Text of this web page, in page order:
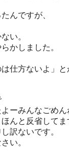
んですが、
い。
かしました。
仕方ないよ」
ーみんなごめ
んと反省してま
訳ないです。
い。